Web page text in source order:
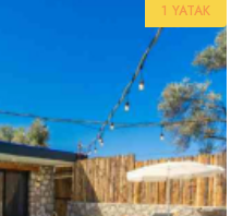
1 YATAK